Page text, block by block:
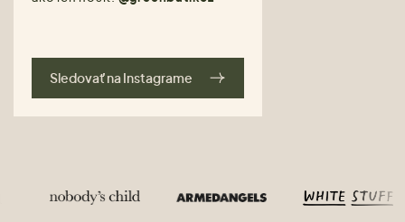
Sledovať na Instagrame